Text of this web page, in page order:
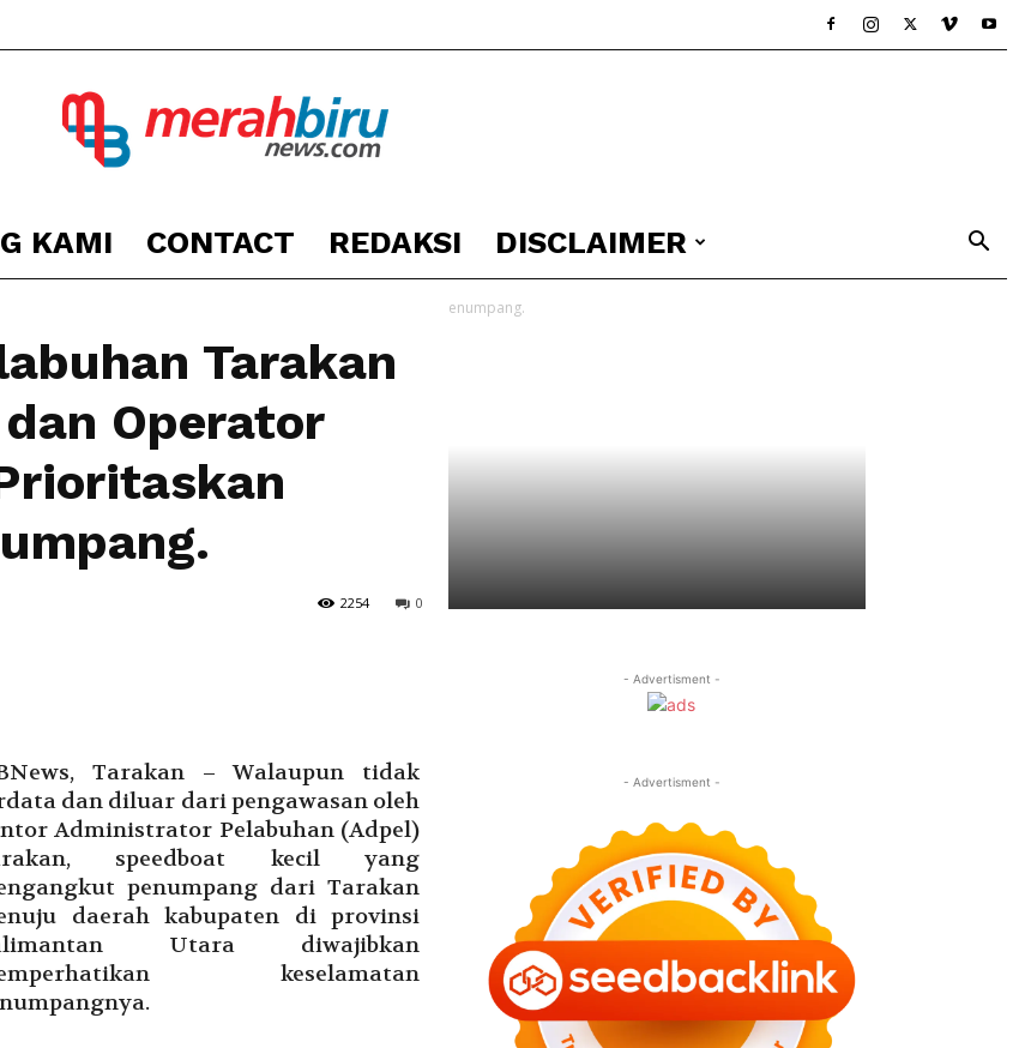
Berita
Kota
KAMI CONTACT REDAKSI DISCLAIMER
dan Operator Speedboat Kecil Prioritaskan Keselamatan Penumpang.
Tarakan
Operator
0
2254
Tarakan – Walaupun tidak
dan diluar dari pengawasan oleh
Administrator Pelabuhan (Adpel)
speedboat kecil yang
penumpang dari Tarakan
daerah kabupaten di provinsi
Utara diwajibkan
keselamatan
- Advertisment -
- Advertisment -